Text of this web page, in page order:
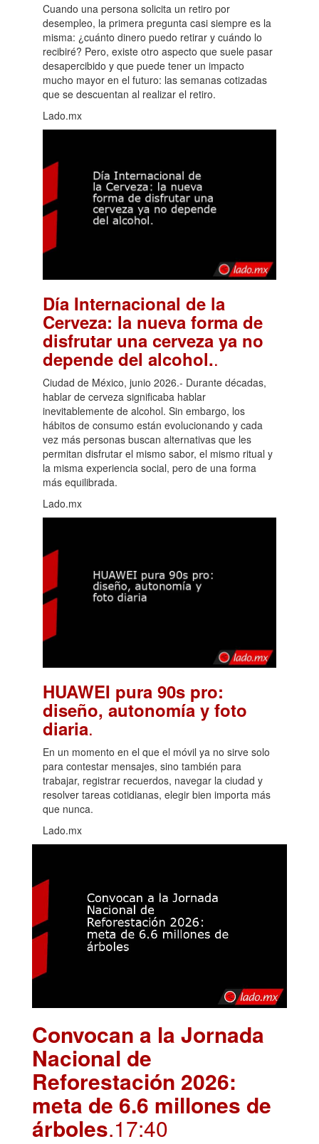
Cuando una persona solicita un retiro por
desempleo, la primera pregunta casi siempre es la
misma: ¿cuánto dinero puedo retirar y cuándo lo
recibiré? Pero, existe otro aspecto que suele pasar
desapercibido y que puede tener un impacto
mucho mayor en el futuro: las semanas cotizadas
que se descuentan al realizar el retiro.
Lado.mx
Día Internacional de la
Cerveza: la nueva forma de
disfrutar una cerveza ya no
depende del alcohol..
Ciudad de México, junio 2026.- Durante décadas,
hablar de cerveza significaba hablar
inevitablemente de alcohol. Sin embargo, los
hábitos de consumo están evolucionando y cada
vez más personas buscan alternativas que les
permitan disfrutar el mismo sabor, el mismo ritual y
la misma experiencia social, pero de una forma
más equilibrada.
Lado.mx
HUAWEI pura 90s pro:
diseño, autonomía y foto
diaria.
En un momento en el que el móvil ya no sirve solo
para contestar mensajes, sino también para
trabajar, registrar recuerdos, navegar la ciudad y
resolver tareas cotidianas, elegir bien importa más
que nunca.
Lado.mx
Convocan a la Jornada
Nacional de
Reforestación 2026:
meta de 6.6 millones de
árboles.17:40